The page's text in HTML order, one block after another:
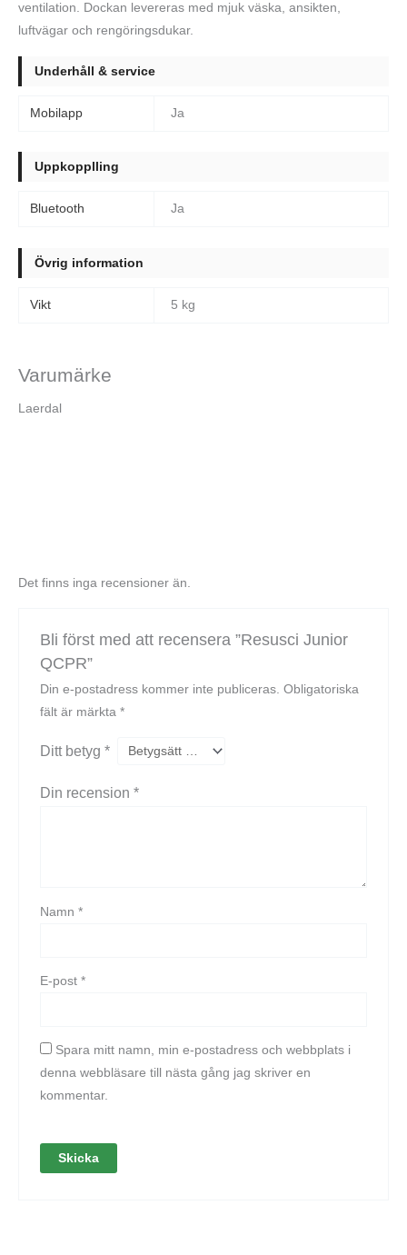
ventilation. Dockan levereras med mjuk väska, ansikten,
luftvägar och rengöringsdukar.
Underhåll & service
Mobilapp Ja
Uppkopplling
Bluetooth Ja
Övrig information
Vikt 5 kg
Varumärke
Laerdal
Det finns inga recensioner än.
Bli först med att recensera ”Resusci Junior
QCPR”
Din e-postadress kommer inte publiceras. Obligatoriska
fält är märkta *
Ditt betyg *
Din recension *
Namn *
E-post *
Spara mitt namn, min e-postadress och webbplats i
denna webbläsare till nästa gång jag skriver en
kommentar.